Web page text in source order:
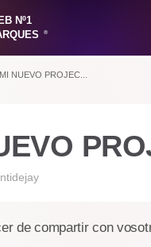
Nº1
®
MI NUEVO PROJEC...
de compartir con